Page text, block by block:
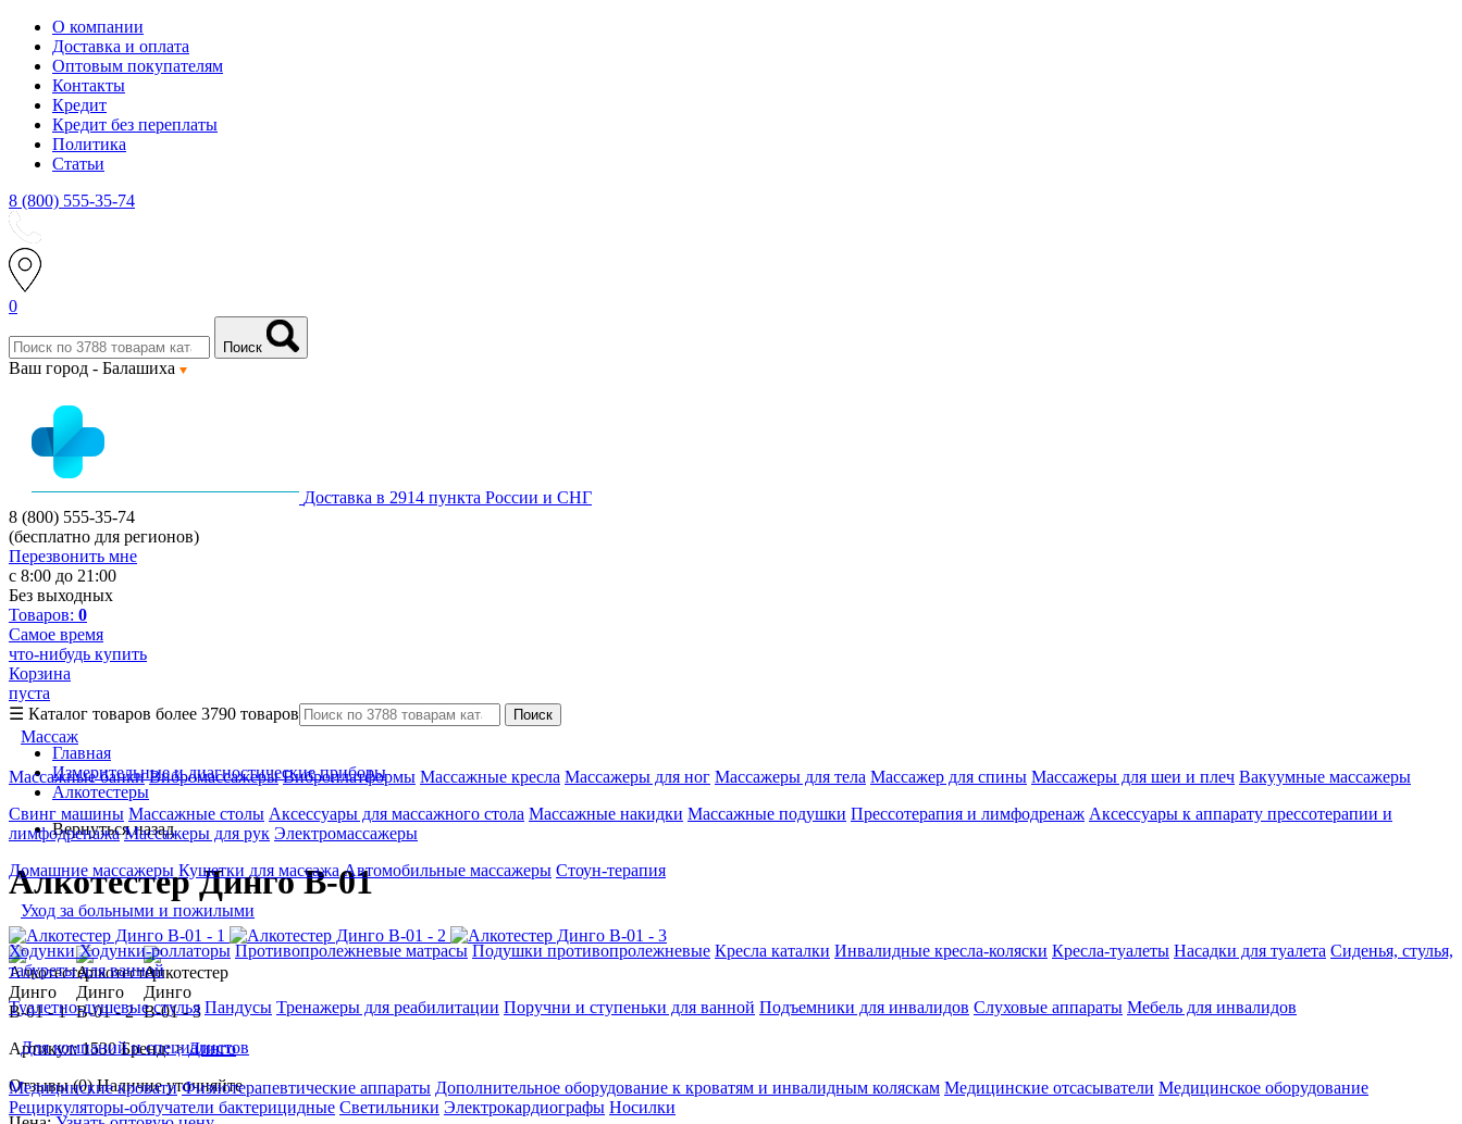
О компании
Доставка и оплата
Оптовым покупателям
Контакты
Кредит
Кредит без переплаты
Политика
Статьи
8 (800) 555-35-74
0
Поиск
Ваш город - Балашиха
Доставка в 2914 пункта России и СНГ
8 (800) 555-35-74
(бесплатно для регионов)
Перезвонить мне
с 8:00 до 21:00
Без выходных
Товаров: 0
Самое время
что-нибудь купить
Корзина
пуста
☰ Каталог товаров более 3790 товаров
Массаж
Массажные банки Вибромассажеры Виброплатформы Массажные кресла Массажеры для ног Массажеры для тела Массажер для спины Массажеры для шеи и плеч Вакуумные массажеры
Свинг машины Массажные столы Аксессуары для массажного стола Массажные накидки Массажные подушки Прессотерапия и лимфодренаж Аксессуары к аппарату прессотерапии и
лимфодренажа Массажеры для рук Электромассажеры
Домашние массажеры Кушетки для массажа Автомобильные массажеры Стоун-терапия
Уход за больными и пожилыми
ХодункиХодунки-роллаторы Противопролежневые матрасы Подушки противопролежневые Кресла каталки Инвалидные кресла-коляски Кресла-туалеты Насадки для туалета Сиденья, стулья,
табуреты для ванной
Туалетно-душевые стулья Пандусы Тренажеры для реабилитации Поручни и ступеньки для ванной Подъемники для инвалидов Слуховые аппараты Мебель для инвалидов
Для компаний и специалистов
Медицинские кровати Физиотерапевтические аппараты Дополнительное оборудование к кроватям и инвалидным коляскам Медицинские отсасыватели Медицинское оборудование
Рециркуляторы-облучатели бактерицидные Светильники Электрокардиографы Носилки
Поиск
Главная
Измерительные и диагностические приборы
Алкотестеры
Вернуться назад
Алкотестер Динго В-01
Артикул: 1530 Бренд: >Динго
Отзывы (0)Наличие уточняйте